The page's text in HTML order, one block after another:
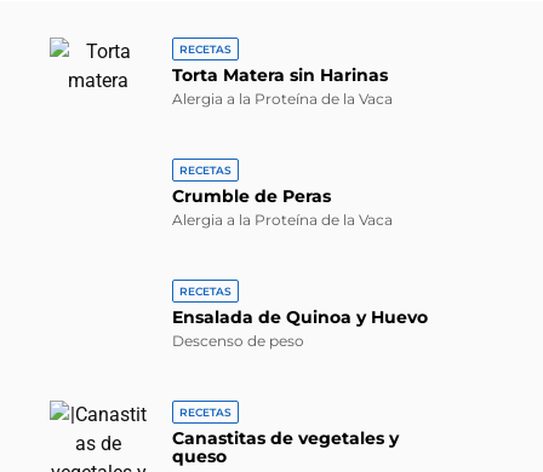
RECETAS
Torta Matera sin Harinas
Alergia a la Proteína de la Vaca
RECETAS
Crumble de Peras
Alergia a la Proteína de la Vaca
RECETAS
Ensalada de Quinoa y Huevo
Descenso de peso
RECETAS
Canastitas de vegetales y
queso